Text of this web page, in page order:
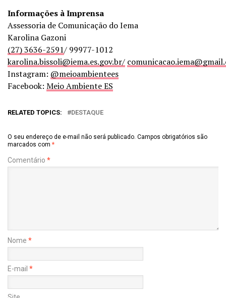
Informações à Imprensa
Assessoria de Comunicação do Iema
Karolina Gazoni
(27) 3636-2591/ 99977-1012
karolina.bissoli@iema.es.gov.br/
Instagram: @meioambientees
Facebook: Meio Ambiente ES
RELATED TOPICS: DESTAQUE
O seu endereço de e-mail não será publicado. Campos obrigatórios são
marcados com *
Comentário *
Nome *
E-mail *